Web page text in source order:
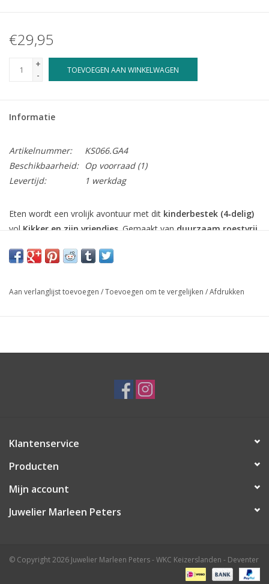
€29,95
+
-
TOEVOEGEN AAN WINKELWAGEN
Informatie
Artikelnummer:
KS066.GA4
Beschikbaarheid:
Op voorraad(1)
Levertijd:
1 werkdag
Eten wordt een vrolijk avontuur met dit kinderbestek (4‑delig)
vol Kikker en zijn vriendjes . Gemaakt van duurzaam roestvrij
spelenderwijs leren zelfstandig te eten terwijl hun favoriete
Bij Juwelier Marleen Peterskan dit bestekgegraveerdworden
geleverd, perfect om te geven… en minstens zo leuk om te
Aan verlanglijst toevoegen /Toevoegen om te vergelijken /Afdrukken
Klantenservice
Producten
Mijn account
Juwelier Marleen Peters
© Copyright 2026 Juwelier Marleen Peters - WKC Keizerslanden - Deventer